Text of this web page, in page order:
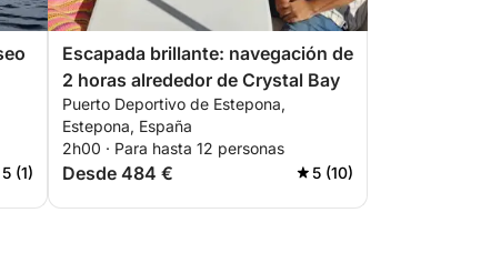
5 (1)
Escapada brillante: navegación de
2 horas alrededor de Crystal Bay
Puerto Deportivo de Estepona,
Estepona, España
2h00 · Para hasta 12 personas
Desde 484 € 5 (10)